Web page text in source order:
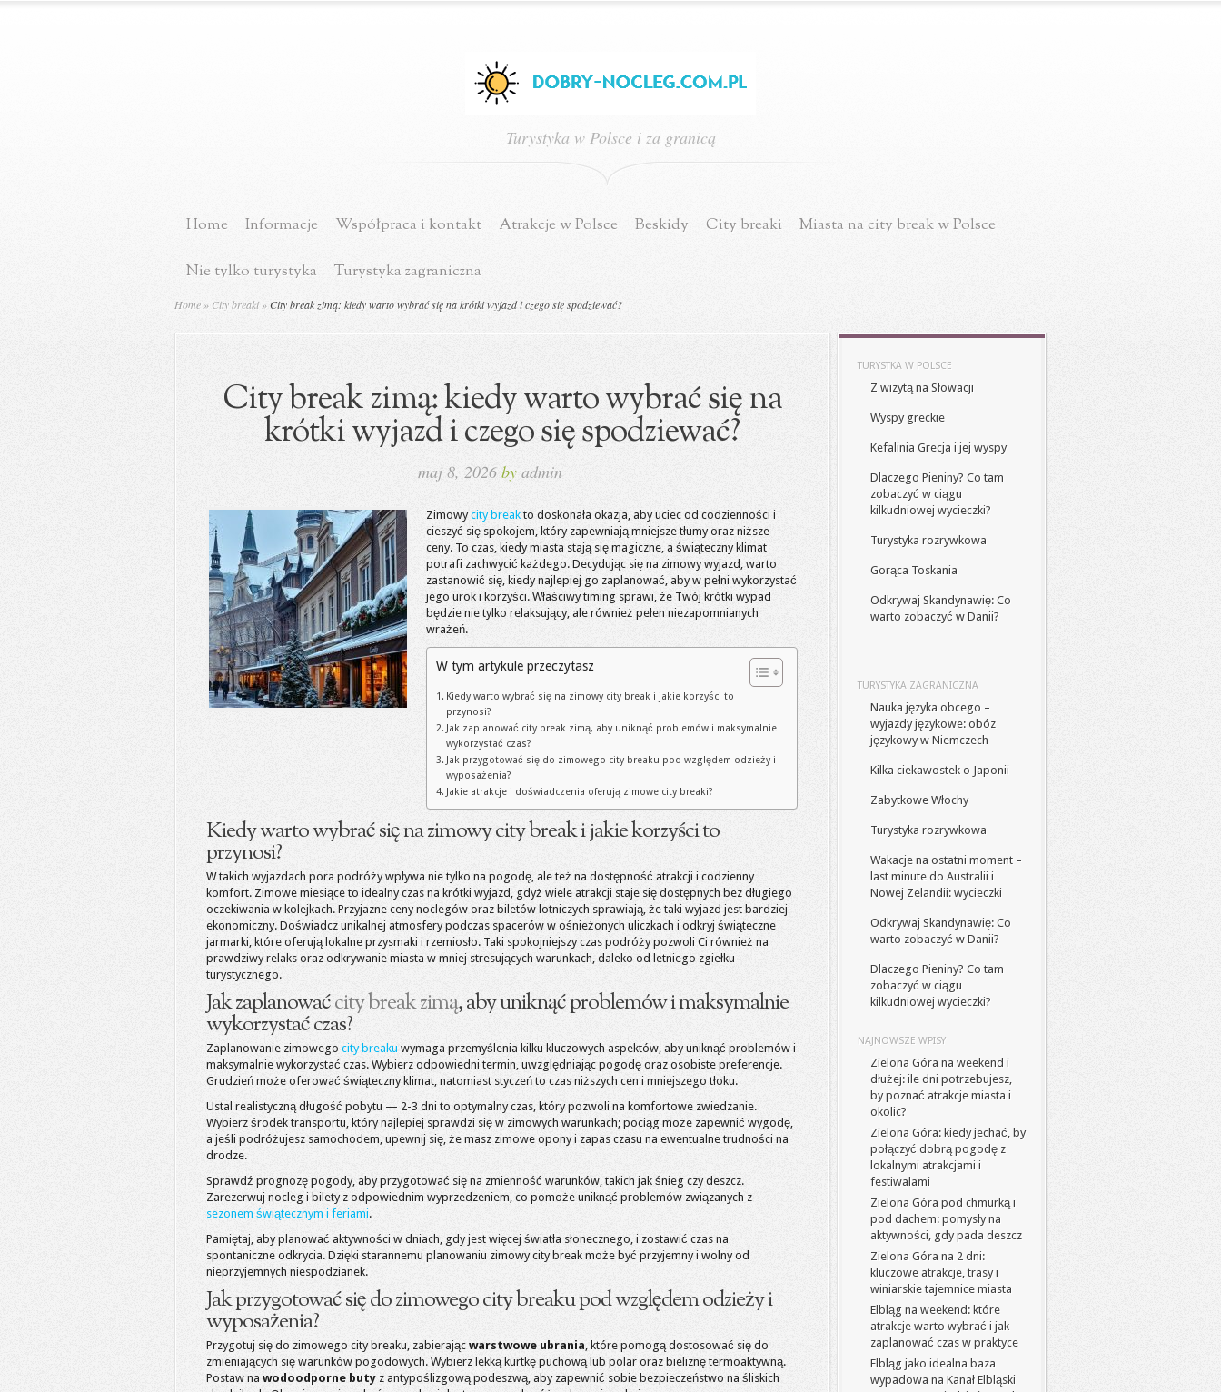
Turystyka w Polsce i za granicą
Home Informacje Współpraca i kontakt Atrakcje w Polsce Beskidy City breaki Miasta na city break w Polsce
Nie tylko turystyka Turystyka zagraniczna
Home » City breaki »City break zimą: kiedy warto wybrać się na krótki wyjazd i czego się spodziewać?
City break zimą: kiedy warto wybrać się na
krótki wyjazd i czego się spodziewać?
maj 8, 2026 by admin
Zimowycity break to doskonała okazja, aby uciec od codzienności i
cieszyć się spokojem, który zapewniają mniejsze tłumy oraz niższe
ceny. To czas, kiedy miasta stają się magiczne, a świąteczny klimat
potrafi zachwycić każdego. Decydując się na zimowy wyjazd, warto
zastanowić się, kiedy najlepiej go zaplanować, aby w pełni wykorzystać
jego urok i korzyści. Właściwy timing sprawi, że Twój krótki wypad
będzie nie tylko relaksujący, ale również pełen niezapomnianych
wrażeń.
W tym artykule przeczytasz
Kiedy warto wybrać się na zimowy city break i jakie korzyści to
przynosi?
Jak zaplanować city break zimą, aby uniknąć problemów i maksymalnie
wykorzystać czas?
Jak przygotować się do zimowego city breaku pod względem odzieży i
wyposażenia?
Jakie atrakcje i doświadczenia oferują zimowe city breaki?
Kiedy warto wybrać się na zimowy city break i jakie korzyści to
przynosi?
W takich wyjazdach pora podróży wpływa nie tylko na pogodę, ale też na dostępność atrakcji i codzienny
komfort. Zimowe miesiące to idealny czas na krótki wyjazd, gdyż wiele atrakcji staje się dostępnych bez długiego
oczekiwania w kolejkach. Przyjazne ceny noclegów oraz biletów lotniczych sprawiają, że taki wyjazd jest bardziej
ekonomiczny. Doświadcz unikalnej atmosfery podczas spacerów w ośnieżonych uliczkach i odkryj świąteczne
jarmarki, które oferują lokalne przysmaki i rzemiosło. Taki spokojniejszy czas podróży pozwoli Ci również na
prawdziwy relaks oraz odkrywanie miasta w mniej stresujących warunkach, daleko od letniego zgiełku
turystycznego.
Jak zaplanowaćcity break zimą, aby uniknąć problemów i maksymalnie
wykorzystać czas?
Zaplanowanie zimowego city breaku wymaga przemyślenia kilku kluczowych aspektów, aby uniknąć problemów i
maksymalnie wykorzystać czas. Wybierz odpowiedni termin, uwzględniając pogodę oraz osobiste preferencje.
Grudzień może oferować świąteczny klimat, natomiast styczeń to czas niższych cen i mniejszego tłoku.
Ustal realistyczną długość pobytu — 2-3 dni to optymalny czas, który pozwoli na komfortowe zwiedzanie.
Wybierz środek transportu, który najlepiej sprawdzi się w zimowych warunkach; pociąg może zapewnić wygodę,
a jeśli podróżujesz samochodem, upewnij się, że masz zimowe opony i zapas czasu na ewentualne trudności na
drodze.
Sprawdź prognozę pogody, aby przygotować się na zmienność warunków, takich jak śnieg czy deszcz.
Zarezerwuj nocleg i bilety z odpowiednim wyprzedzeniem, co pomoże uniknąć problemów związanych z
sezonem świątecznym i feriami.
Pamiętaj, aby planować aktywności w dniach, gdy jest więcej światła słonecznego, i zostawić czas na
spontaniczne odkrycia. Dzięki starannemu planowaniu zimowy city break może być przyjemny i wolny od
nieprzyjemnych niespodzianek.
Jak przygotować się do zimowego city breaku pod względem odzieży i
wyposażenia?
Przygotuj się do zimowego city breaku, zabierając warstwowe ubrania, które pomogą dostosować się do
zmieniających się warunków pogodowych. Wybierz lekką kurtkę puchową lub polar oraz bieliznę termoaktywną.
Postaw na wodoodporne buty z antypoślizgową podeszwą, aby zapewnić sobie bezpieczeństwo na śliskich
TURYSTKA W POLSCE
Z wizytą na Słowacji
Wyspy greckie
Kefalinia Grecja i jej wyspy
Dlaczego Pieniny? Co tam
zobaczyć w ciągu
kilkudniowej wycieczki?
Turystyka rozrywkowa
Gorąca Toskania
Odkrywaj Skandynawię: Co
warto zobaczyć w Danii?
TURYSTYKA ZAGRANICZNA
Nauka języka obcego –
wyjazdy językowe: obóz
językowy w Niemczech
Kilka ciekawostek o Japonii
Zabytkowe Włochy
Turystyka rozrywkowa
Wakacje na ostatni moment –
last minute do Australii i
Nowej Zelandii: wycieczki
Odkrywaj Skandynawię: Co
warto zobaczyć w Danii?
Dlaczego Pieniny? Co tam
zobaczyć w ciągu
kilkudniowej wycieczki?
NAJNOWSZE WPISY
Zielona Góra na weekend i
dłużej: ile dni potrzebujesz,
by poznać atrakcje miasta i
okolic?
Zielona Góra: kiedy jechać, by
połączyć dobrą pogodę z
lokalnymi atrakcjami i
festiwalami
Zielona Góra pod chmurką i
pod dachem: pomysły na
aktywności, gdy pada deszcz
Zielona Góra na 2 dni:
kluczowe atrakcje, trasy i
winiarskie tajemnice miasta
Elbląg na weekend: które
atrakcje warto wybrać i jak
zaplanować czas w praktyce
Elbląg jako idealna baza
wypadowa na Kanał Elbląski